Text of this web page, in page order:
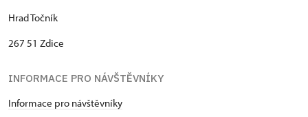
Hrad Točník
267 51 Zdice
INFORMACE PRO NÁVŠTĚVNÍKY
Informace pro návštěvníky